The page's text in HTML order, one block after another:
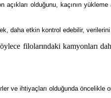
olduğunu, kaçının
daha etkin kontrol edebilir,
filolarındaki kamyonları
ve ihtiyaçları olduğunda öncelikle